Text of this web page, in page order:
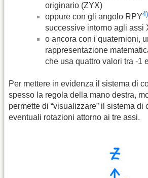
originario (ZYX)
oppure con gli angolo RPY4)
successive intorno agli assi
o ancora con i quaternioni,
rappresentazione
che usa quattro valori tra -1
Per mettere in evidenza il sistema di
spesso la regola della mano destra,
permette di “visualizzare” il sistema di
eventuali rotazioni attorno ai tre assi.